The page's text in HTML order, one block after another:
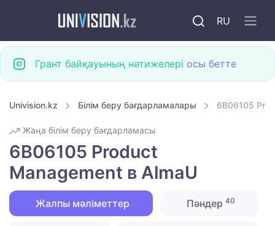
RU
Грант байқауының нәтижелері осы бетте
Univision.kz Білім беру бағдарламалары 6B06105
Жаңа білім беру бағдарламасы
6B06105 Product
Management в AlmaU
Жалпы мәліметтер Пәндер 40